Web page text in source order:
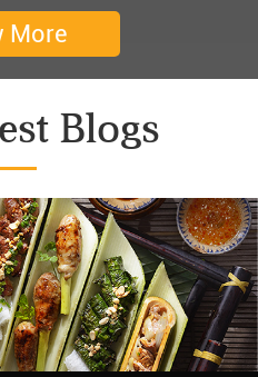
쉐리 크루즈와 Darian
사드려요 ^^
family good services.
everyday.
day.
tháng 2 năm 2019
More
Blogs